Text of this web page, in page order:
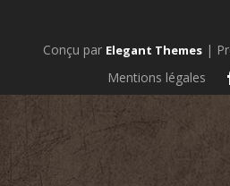
Conçu par Elegant Themes|
Mentions légales